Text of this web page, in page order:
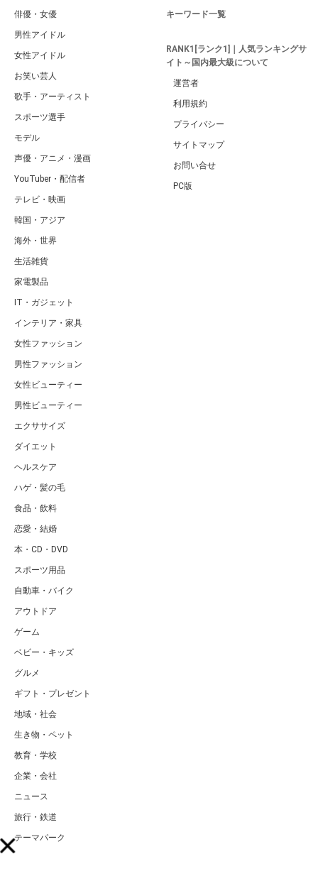
俳優・女優
男性アイドル
女性アイドル
お笑い芸人
歌手・アーティスト
スポーツ選手
モデル
声優・アニメ・漫画
YouTuber・配信者
テレビ・映画
韓国・アジア
海外・世界
生活雑貨
家電製品
IT・ガジェット
インテリア・家具
女性ファッション
男性ファッション
女性ビューティー
男性ビューティー
エクササイズ
ダイエット
ヘルスケア
ハゲ・髪の毛
食品・飲料
恋愛・結婚
本・CD・DVD
スポーツ用品
自動車・バイク
アウトドア
ゲーム
ベビー・キッズ
グルメ
ギフト・プレゼント
地域・社会
生き物・ペット
教育・学校
企業・会社
ニュース
旅行・鉄道
テーマパーク
キーワード一覧
RANK1[ランク1]｜人気ランキングサ
イト～国内最大級について
運営者
利用規約
プライバシー
サイトマップ
お問い合せ
PC版